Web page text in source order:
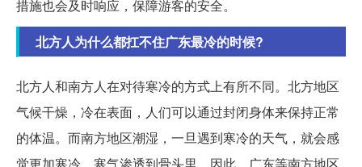
措施也会及时响应，保障游客的安全。
北方人为什么都扛不住广东最冷的时候?
北方人和南方人在对待寒冷的方式上有所不同。北方地区
气候干燥，冷在表面，人们可以通过封闭身体来保持正常
的体温。而南方地区潮湿，一旦遇到寒冷的天气，就会感